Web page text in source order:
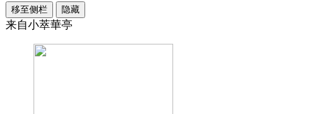
移至侧栏 隐藏
来自小萃華亭